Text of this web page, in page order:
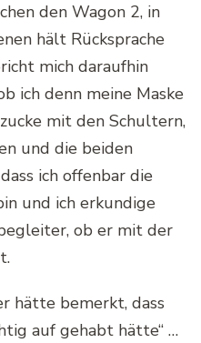
den Wagon 2, in
hält Rücksprache
mich daraufhin
ich denn meine Maske
mit den Schultern,
und die beiden
ich offenbar die
und ich erkundige
ob er mit der
hätte bemerkt, dass
auf gehabt hätte“ …